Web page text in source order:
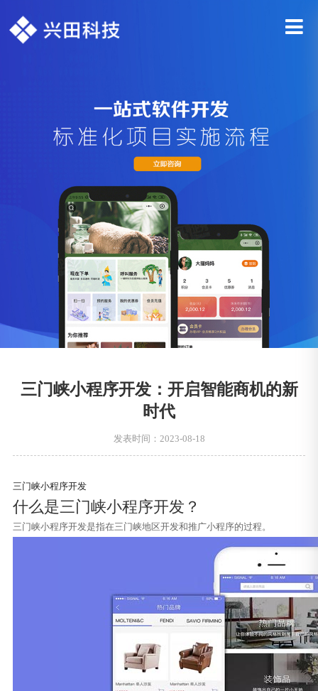
三门峡小程序开发：开启智能商机的新
时代
发表时间：2023-08-18
三门峡小程序开发
什么是三门峡小程序开发？
三门峡小程序开发是指在三门峡地区开发和推广小程序的过程。